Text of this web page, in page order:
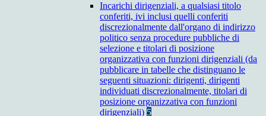
Incarichi dirigenziali, a qualsiasi titolo
conferiti, ivi inclusi quelli conferiti
discrezionalmente dall'organo di indirizzo
politico senza procedure pubbliche di
selezione e titolari di posizione
organizzativa con funzioni dirigenziali (da
pubblicare in tabelle che distinguano le
seguenti situazioni: dirigenti, dirigenti
individuati discrezionalmente, titolari di
posizione organizzativa con funzioni
dirigenziali) 5